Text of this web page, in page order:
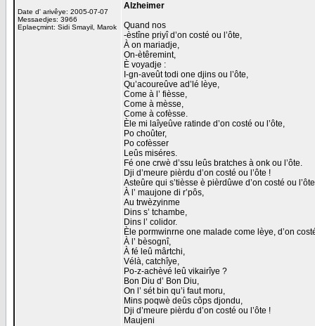
Date d' arivêye: 2005-07-07
Messaedjes: 3966
Eplaeçmint: Sidi Smayil, Marok
Alzheimer
Quand nos
-èstîne priyî d’on costé ou l’ôte,
À on mariadje,
On-ètêremint,
È voyadje :
I-gn-aveût todi one djins ou l’ôte,
Qu’acoureûve ad’lé lèye,
Come à l’ fièsse,
Come à mèsse,
Come à cofèsse.
Èle mi laîyeûve ratinde d’on costé ou l’ôte,
Po choûter,
Po cofèsser
Leûs miséres.
Fé one crwè d’ssu leûs bratches à onk ou l’ôte.
Dji d’meure pièrdu d’on costé ou l’ôte !
Asteûre qui s’tièsse è pièrdûwe d’on costé ou
À l’ maujone di r’pôs,
Au trwèzyinme
Dins s’ tchambe,
Dins l’ colidor.
Èle pormwinrne one malade come lèye, d’on
À l’ bèsognî,
À fé leû mârtchi,
Vélà, catchîye,
Po-z-achèvé leû vikairîye ?
Bon Diu d’ Bon Diu,
On l’ sét bin qu’i faut moru,
Mins poqwè deûs côps djondu,
Dji d’meure pièrdu d’on costé ou l’ôte !
Maujeni